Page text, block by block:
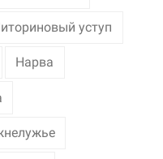
уступ
Нарва